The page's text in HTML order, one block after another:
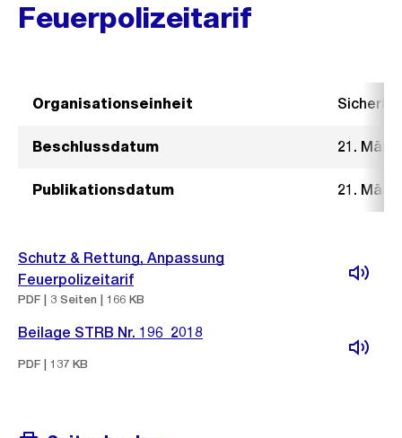
Feuerpolizeitarif
Organisationseinheit
Beschlussdatum 21. März
Publikationsdatum 21. März
Schutz & Rettung, Anpassung
Feuerpolizeitarif
PDF | 3 Seiten | 166 KB
Beilage STRB Nr. 196_2018
PDF | 137 KB